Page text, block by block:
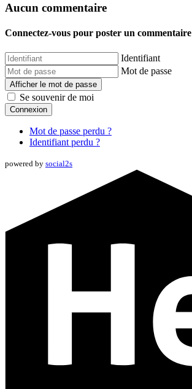
Aucun commentaire
Connectez-vous pour poster un commentaire
Identifiant
Mot de passe
Afficher le mot de passe
Se souvenir de moi
Connexion
Mot de passe perdu ?
Identifiant perdu ?
powered by social2s